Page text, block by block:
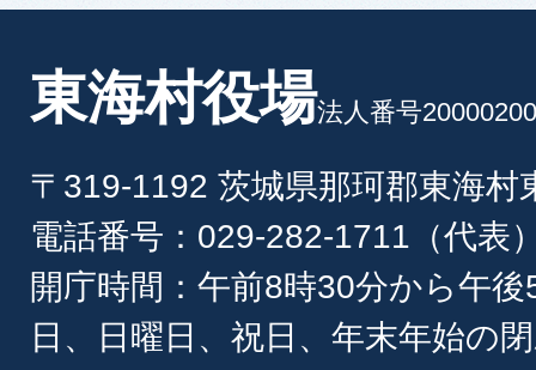
東海村役場法人番号
〒319-1192 茨城県那珂郡東海村
電話番号：029-282-1711（代表
開庁時間：午前8時30分から午
日、日曜日、祝日、年末年始の